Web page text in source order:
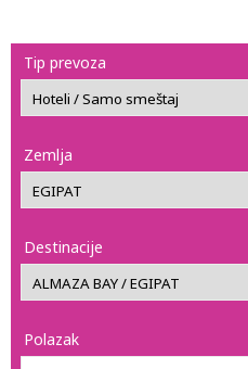
Tip prevoza
Zemlja
Destinacije
Polazak